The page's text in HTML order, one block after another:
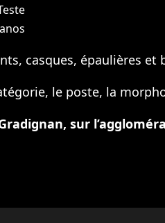
casques, épaulières
le poste, la
sur